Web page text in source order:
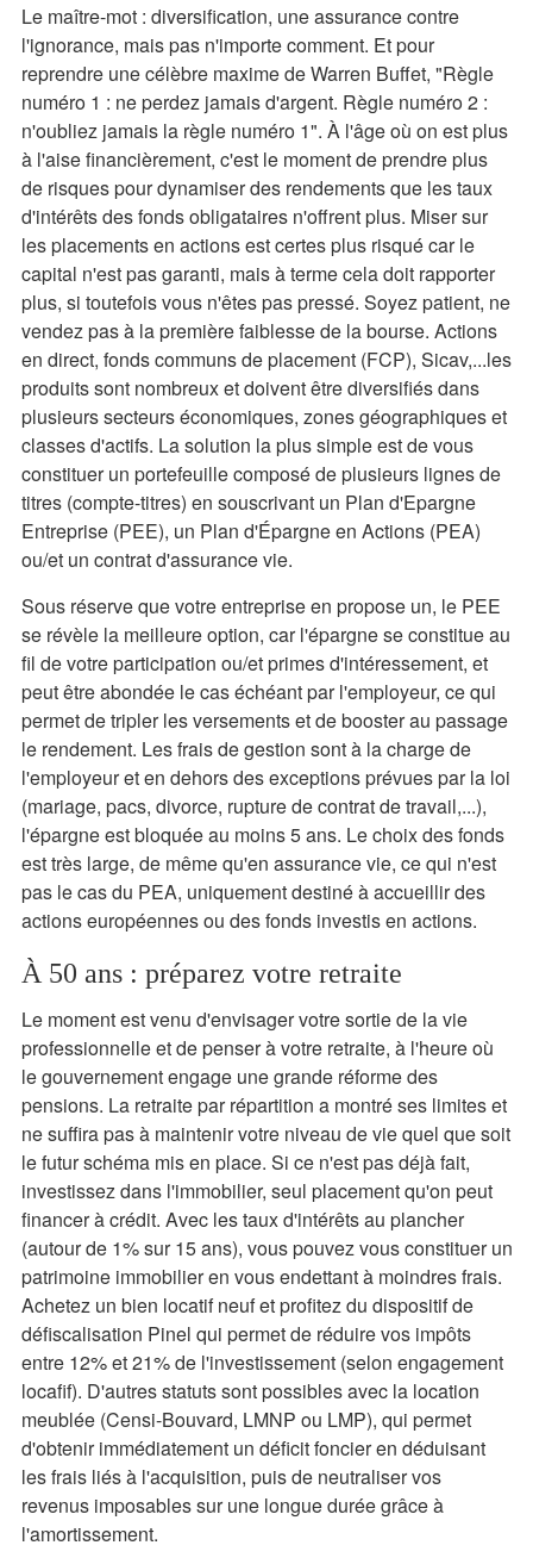
Le maître-mot : diversification, une assurance contre
l'ignorance, mais pas n'importe comment. Et pour
reprendre une célèbre maxime de Warren Buffet, "Règle
numéro 1 : ne perdez jamais d'argent. Règle numéro 2 :
n'oubliez jamais la règle numéro 1". À l'âge où on est plus
à l'aise financièrement, c'est le moment de prendre plus
de risques pour dynamiser des rendements que les taux
d'intérêts des fonds obligataires n'offrent plus. Miser sur
les placements en actions est certes plus risqué car le
capital n'est pas garanti, mais à terme cela doit rapporter
plus, si toutefois vous n'êtes pas pressé. Soyez patient, ne
vendez pas à la première faiblesse de la bourse. Actions
en direct, fonds communs de placement (FCP), Sicav,...les
produits sont nombreux et doivent être diversifiés dans
plusieurs secteurs économiques, zones géographiques et
classes d'actifs. La solution la plus simple est de vous
constituer un portefeuille composé de plusieurs lignes de
titres (compte-titres) en souscrivant un Plan d'Epargne
Entreprise (PEE), un Plan d'Épargne en Actions (PEA)
ou/et un contrat d'assurance vie.
Sous réserve que votre entreprise en propose un, le PEE
se révèle la meilleure option, car l'épargne se constitue au
fil de votre participation ou/et primes d'intéressement, et
peut être abondée le cas échéant par l'employeur, ce qui
permet de tripler les versements et de booster au passage
le rendement. Les frais de gestion sont à la charge de
l'employeur et en dehors des exceptions prévues par la loi
(mariage, pacs, divorce, rupture de contrat de travail,...),
l'épargne est bloquée au moins 5 ans. Le choix des fonds
est très large, de même qu'en assurance vie, ce qui n'est
pas le cas du PEA, uniquement destiné à accueillir des
actions européennes ou des fonds investis en actions.
À 50 ans : préparez votre retraite
Le moment est venu d'envisager votre sortie de la vie
professionnelle et de penser à votre retraite, à l'heure où
le gouvernement engage une grande réforme des
pensions. La retraite par répartition a montré ses limites et
ne suffira pas à maintenir votre niveau de vie quel que soit
le futur schéma mis en place. Si ce n'est pas déjà fait,
investissez dans l'immobilier, seul placement qu'on peut
financer à crédit. Avec les taux d'intérêts au plancher
(autour de 1% sur 15 ans), vous pouvez vous constituer un
patrimoine immobilier en vous endettant à moindres frais.
Achetez un bien locatif neuf et profitez du dispositif de
défiscalisation Pinel qui permet de réduire vos impôts
entre 12% et 21% de l'investissement (selon engagement
locafif). D'autres statuts sont possibles avec la location
meublée (Censi-Bouvard, LMNP ou LMP), qui permet
d'obtenir immédiatement un déficit foncier en déduisant
les frais liés à l'acquisition, puis de neutraliser vos
revenus imposables sur une longue durée grâce à
l'amortissement.